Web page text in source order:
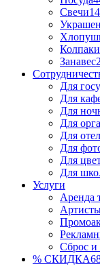
Свечи
Колпаки
Занавес
Для
Для
Для
Для
Для
Для
Для
Для
Услуги
Аренда
Сброс и
% СКИДКА